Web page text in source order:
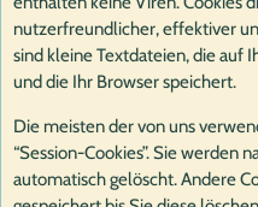
nutzerfreundlicher, effektiver
sind kleine Textdateien, die auf
und die Ihr Browser speichert.
Die meisten der von uns
“Session-Cookies”. Sie werden
automatisch gelöscht. Andere